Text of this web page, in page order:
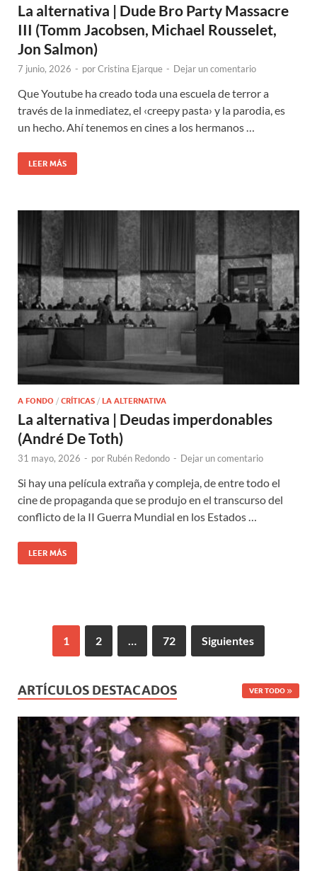
La alternativa | Dude Bro Party Massacre
III (Tomm Jacobsen, Michael Rousselet,
Jon Salmon)
7 junio, 2026 - porCristina Ejarque - Dejar un comentario
Que Youtube ha creado toda una escuela de terror a
través de la inmediatez, el ‹creepy pasta› y la parodia, es
un hecho. Ahí tenemos en cines a los hermanos …
LEER MÁS
A FONDO / CRÍTICAS / LA ALTERNATIVA
La alternativa | Deudas imperdonables
(André De Toth)
31 mayo, 2026 - por Rubén Redondo - Dejar un comentario
Si hay una película extraña y compleja, de entre todo el
cine de propaganda que se produjo en el transcurso del
conflicto de la II Guerra Mundial en los Estados …
LEER MÁS
1 2 72 Siguientes
ARTÍCULOS DESTACADOS VER TODO